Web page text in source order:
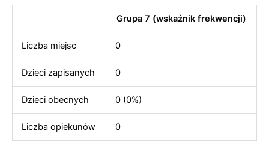
Grupa 7 (wskaźnik frekwencji)
Liczba miejsc 0
Dzieci zapisanych 0
Dzieci obecnych 0 (0%)
Liczba opiekunów 0